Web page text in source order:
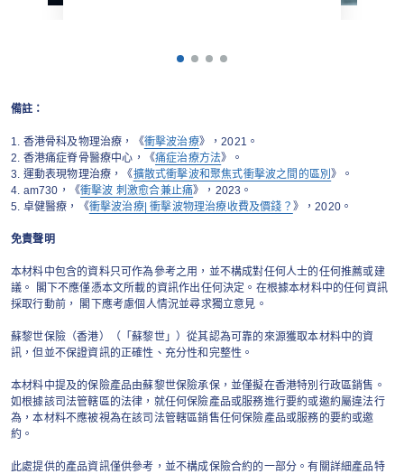
備註：
1. 香港骨科及物理治療，《衝擊波治療》，2021。
2. 香港痛症脊骨醫療中心，《痛症治療方法》。
3. 運動表現物理治療，《擴散式衝擊波和聚焦式衝擊波之間的區別》。
4. am730，《衝擊波 刺激愈合兼止痛》，2023。
5. 卓健醫療，《衝擊波治療| 衝擊波物理治療收費及價錢？ 》，2020。
免責聲明
本材料中包含的資料只可作為參考之用，並不構成對任何人士的任何推薦或建
議。 閣下不應僅憑本文所載的資訊作出任何決定。在根據本材料中的任何資訊
採取行動前， 閣下應考慮個人情況並尋求獨立意見。
蘇黎世保險（香港）（「蘇黎世」）從其認為可靠的來源獲取本材料中的資
訊，但並不保證資訊的正確性、充分性和完整性。
本材料中提及的保險產品由蘇黎世保險承保，並僅擬在香港特別行政區銷售。
如根據該司法管轄區的法律，就任何保險產品或服務進行要約或邀約屬違法行
為，本材料不應被視為在該司法管轄區銷售任何保險產品或服務的要約或邀
約。
此處提供的產品資訊僅供參考，並不構成保險合約的一部分。有關詳細產品特